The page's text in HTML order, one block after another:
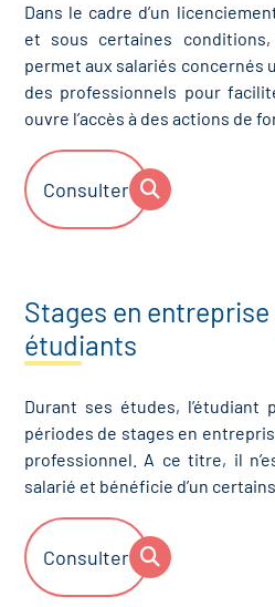
Dans le cadre d’un
et sous certaines
permet aux salariés concernés
des professionnels pour
ouvre l’accès à des actions de
Consulter
Stages en
étudiants
Durant ses études, l’étudiant
périodes de stages en
professionnel. A ce titre, il
salarié et bénéficie d’un
Consulter